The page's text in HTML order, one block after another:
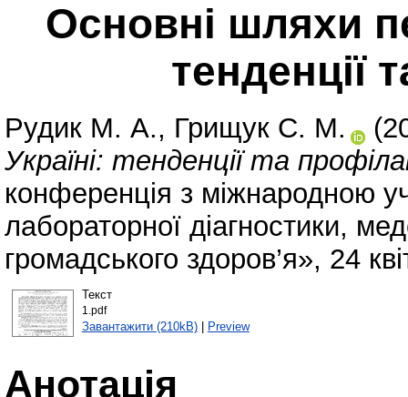
Основні шляхи
тенденції
Рудик М. А., Грищук С. М.
Україні: тенденції та
конференція з міжнародною
лабораторної діагностики,
громадського здоров’я», 24
Текст
1.pdf
Завантажити (210kB)| Preview
Анотація